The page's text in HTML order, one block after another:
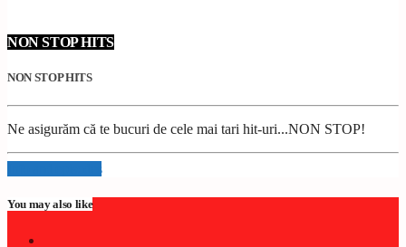
NON STOP HITS
NON STOP HITS
Ne asigurăm că te bucuri de cele mai tari hit-uri...NON STOP!
Info and episodes
You may also like